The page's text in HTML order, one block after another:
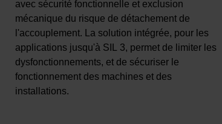
avec sécurité fonctionnelle et exclusion
mécanique du risque de détachement de
l'accouplement. La solution intégrée, pour les
applications jusqu'à SIL 3, permet de limiter les
dysfonctionnements, et de sécuriser le
fonctionnement des machines et des
installations.